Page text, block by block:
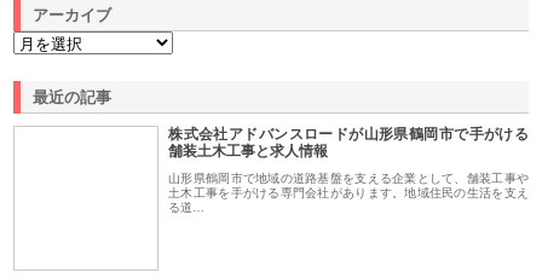
アーカイブ
最近の記事
株式会社アドバンスロードが山形県鶴岡市で手がける
舗装土木工事と求人情報
山形県鶴岡市で地域の道路基盤を支える企業として、舗装工事や
土木工事を手がける専門会社があります。地域住民の生活を支え
る道…